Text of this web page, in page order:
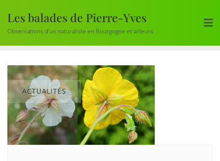
content
Les balades de Pierre-Yves
Observations d'un naturaliste en Bourgogne et ailleurs...
ACTUALITÉS